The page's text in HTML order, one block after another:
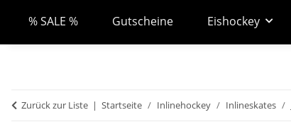
% SALE % Gutscheine Eishockey
Zurück zur Liste Startseite Inlinehockey Inlineskates